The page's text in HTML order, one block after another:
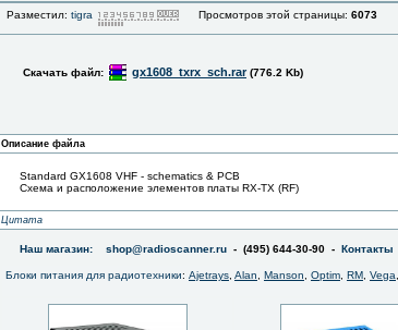
Разместил: tigra Просмотров этой страницы: 6073
Скачать файл: gx1608_txrx_sch.rar (776.2 Kb)
Описание файла
Standard GX1608 VHF - schematics & PCB
Схема и расположение элементов платы RX-TX (RF)
Цитата
Наш магазин: shop@radioscanner.ru - (495) 644-30-90 - Контакты
Блоки питания для радиотехники: Ajetrays Alan Manson Optim RM Vega